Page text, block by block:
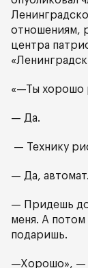
отношениям,
центра
«—Ты хорошо
— Да.
— Технику
— Да, автомат.
— Придешь
меня. А
подаришь.
—Хорошо», —